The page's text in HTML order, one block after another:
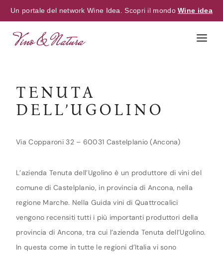
Un portale del network Wine Idea. Scopri il mondoWine idea
TENUTA
DELL’UGOLINO
Via Copparoni 32 – 60031 Castelplanio (Ancona)
L’azienda Tenuta dell’Ugolino è un produttore di vini del
comune di Castelplanio, in provincia di Ancona, nella
regione Marche. Nella Guida vini di Quattrocalici
vengono recensiti tutti i più importanti produttori della
provincia di Ancona, tra cui l’azienda Tenuta dell’Ugolino.
In questa come in tutte le regioni d’Italia vi sono